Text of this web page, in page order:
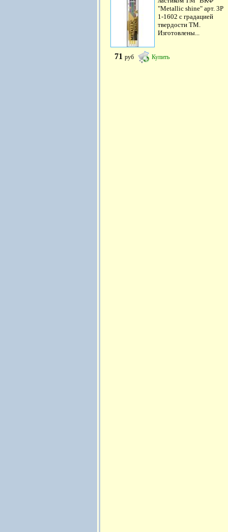
"Metallic shine" арт. 3P
1-1602 с градацией
твердости ТМ.
Изготовлены...
71 руб Купить